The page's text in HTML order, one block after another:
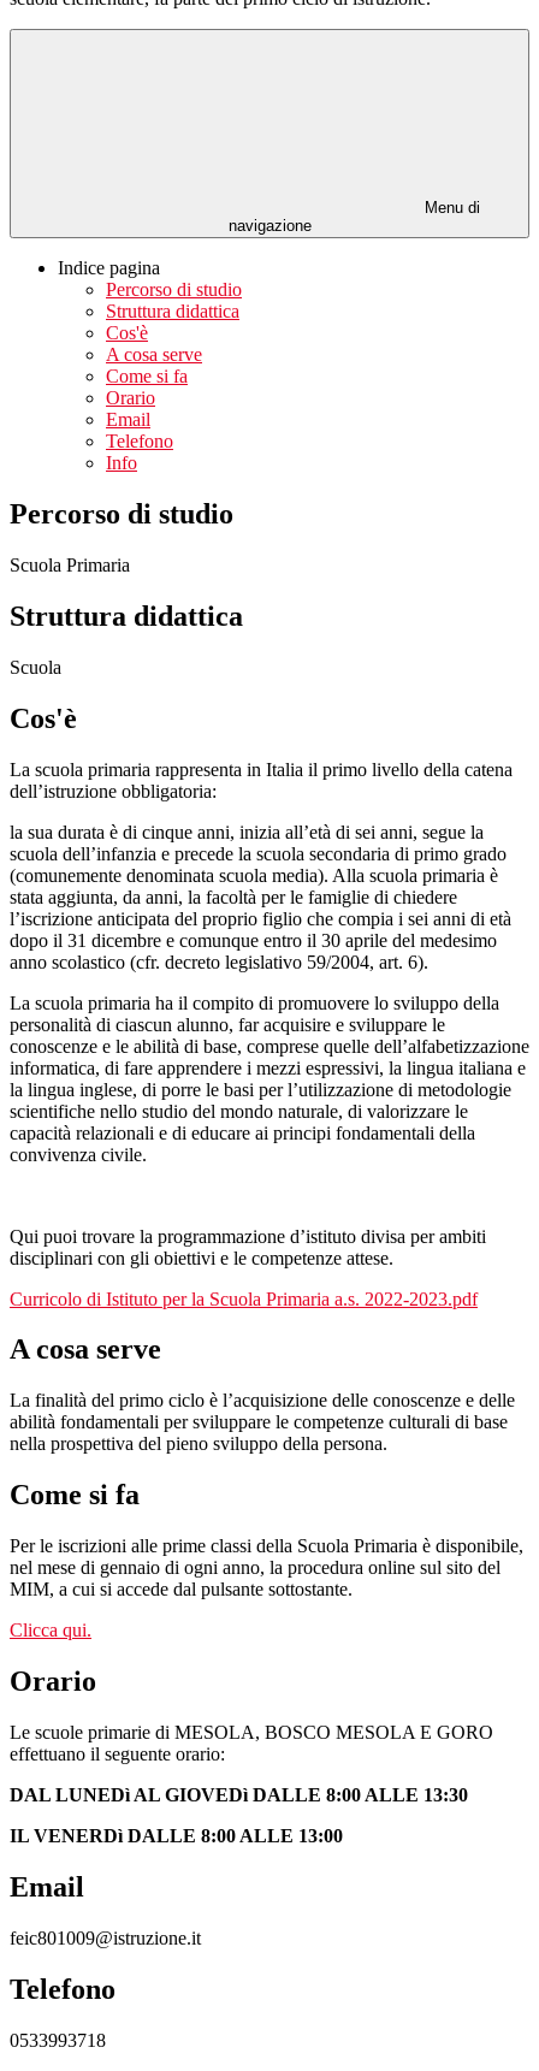
Menu di
navigazione
Indice pagina
Percorso di studio
Struttura didattica
Cos'è
A cosa serve
Come si fa
Orario
Email
Telefono
Info
Percorso di studio
Scuola Primaria
Struttura didattica
Scuola
Cos'è
La scuola primaria rappresenta in Italia il primo livello della catena
dell’istruzione obbligatoria:
la sua durata è di cinque anni, inizia all’età di sei anni, segue la
scuola dell’infanzia e precede la scuola secondaria di primo grado
(comunemente denominata scuola media). Alla scuola primaria è
stata aggiunta, da anni, la facoltà per le famiglie di chiedere
l’iscrizione anticipata del proprio figlio che compia i sei anni di età
dopo il 31 dicembre e comunque entro il 30 aprile del medesimo
anno scolastico (cfr. decreto legislativo 59/2004, art. 6).
La scuola primaria ha il compito di promuovere lo sviluppo della
personalità di ciascun alunno, far acquisire e sviluppare le
conoscenze e le abilità di base, comprese quelle dell’alfabetizzazione
informatica, di fare apprendere i mezzi espressivi, la lingua italiana e
la lingua inglese, di porre le basi per l’utilizzazione di metodologie
scientifiche nello studio del mondo naturale, di valorizzare le
capacità relazionali e di educare ai principi fondamentali della
convivenza civile.
Qui puoi trovare la programmazione d’istituto divisa per ambiti
disciplinari con gli obiettivi e le competenze attese.
Curricolo di Istituto per la Scuola Primaria a.s. 2022-2023.pdf
A cosa serve
La finalità del primo ciclo è l’acquisizione delle conoscenze e delle
abilità fondamentali per sviluppare le competenze culturali di base
nella prospettiva del pieno sviluppo della persona.
Come si fa
Per le iscrizioni alle prime classi della Scuola Primaria è disponibile,
nel mese di gennaio di ogni anno, la procedura online sul sito del
MIM, a cui si accede dal pulsante sottostante.
Clicca qui.
Orario
Le scuole primarie di MESOLA, BOSCO MESOLA E GORO
effettuano il seguente orario:
DAL LUNEDì AL GIOVEDì DALLE 8:00 ALLE 13:30
IL VENERDì DALLE 8:00 ALLE 13:00
Email
feic801009@istruzione.it
Telefono
0533993718